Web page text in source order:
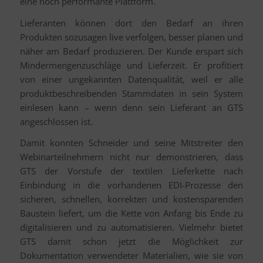
Lieferanten können dort den Bedarf an ihren
Produkten sozusagen live verfolgen, besser planen und
näher am Bedarf produzieren. Der Kunde erspart sich
Mindermengenzuschläge und Lieferzeit. Er profitiert
von einer ungekannten Datenqualität, weil er alle
produktbeschreibenden Stammdaten in sein System
einlesen kann – wenn denn sein Lieferant an GTS
angeschlossen ist.
Damit konnten Schneider und seine Mitstreiter den
Webinarteilnehmern nicht nur demonstrieren, dass
GTS der Vorstufe der textilen Lieferkette nach
Einbindung in die vorhandenen EDI-Prozesse den
sicheren, schnellen, korrekten und kostensparenden
Baustein liefert, um die Kette von Anfang bis Ende zu
digitalisieren und zu automatisieren. Vielmehr bietet
GTS damit schon jetzt die Möglichkeit zur
Dokumentation verwendeter Materialien, wie sie von